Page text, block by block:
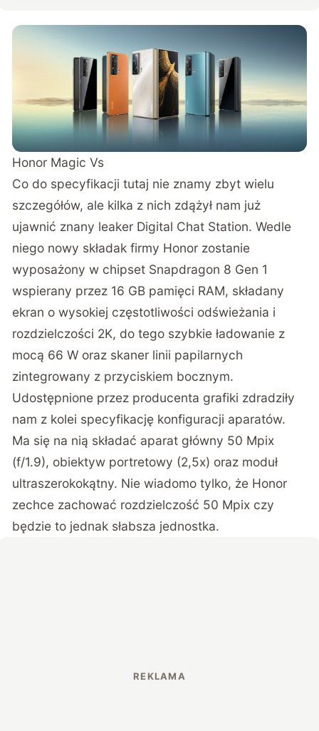
Honor Magic Vs
Co do specyfikacji tutaj nie znamy zbyt wielu
szczegółów, ale kilka z nich zdążył nam już
ujawnić znany leaker Digital Chat Station. Wedle
niego nowy składak firmy Honor zostanie
wyposażony w chipset Snapdragon 8 Gen 1
wspierany przez 16 GB pamięci RAM, składany
ekran o wysokiej częstotliwości odświeżania i
rozdzielczości 2K, do tego szybkie ładowanie z
mocą 66 W oraz skaner linii papilarnych
zintegrowany z przyciskiem bocznym.
Udostępnione przez producenta grafiki zdradziły
nam z kolei specyfikację konfiguracji aparatów.
Ma się na nią składać aparat główny 50 Mpix
(f/1.9), obiektyw portretowy (2,5x) oraz moduł
ultraszerokokątny. Nie wiadomo tylko, że Honor
zechce zachować rozdzielczość 50 Mpix czy
będzie to jednak słabsza jednostka.